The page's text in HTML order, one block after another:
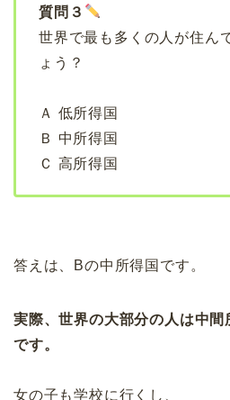
質問３
世界で最も多くの人が住ん
ょう？
Ａ 低所得国
Ｂ 中所得国
Ｃ 高所得国
答えは、Bの中所得国です。
実際、世界の大部分の人は中
です。
女の子も学校に行くし、